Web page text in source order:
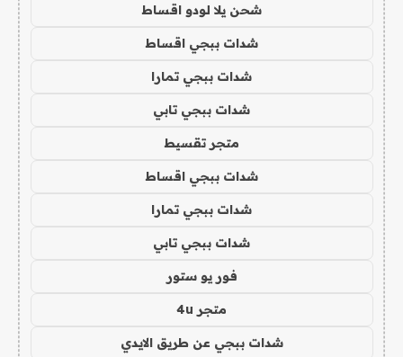
شحن يلا لودو اقساط
شدات ببجي اقساط
شدات ببجي تمارا
شدات ببجي تابي
متجر تقسيط
شدات ببجي اقساط
شدات ببجي تمارا
شدات ببجي تابي
فور يو ستور
متجر 4u
شدات ببجي عن طريق الايدي